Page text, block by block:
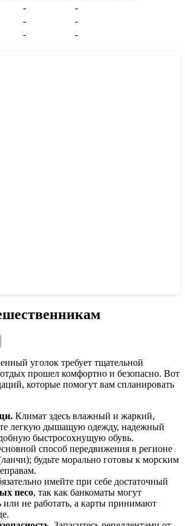
-
-
-
-
- -
уголок требует тщательной
прошел комфортно и безопасно. Вот
которые помогут вам спланировать
Климат здесь влажный и жаркий,
легкую дышащую одежду, надежный
быстросохнущую обувь.
способ передвижения в регионе
будьте морально готовы к морским
имейте при себе достаточный
песо, так как банкоматы могут
или не работать, а карты принимают